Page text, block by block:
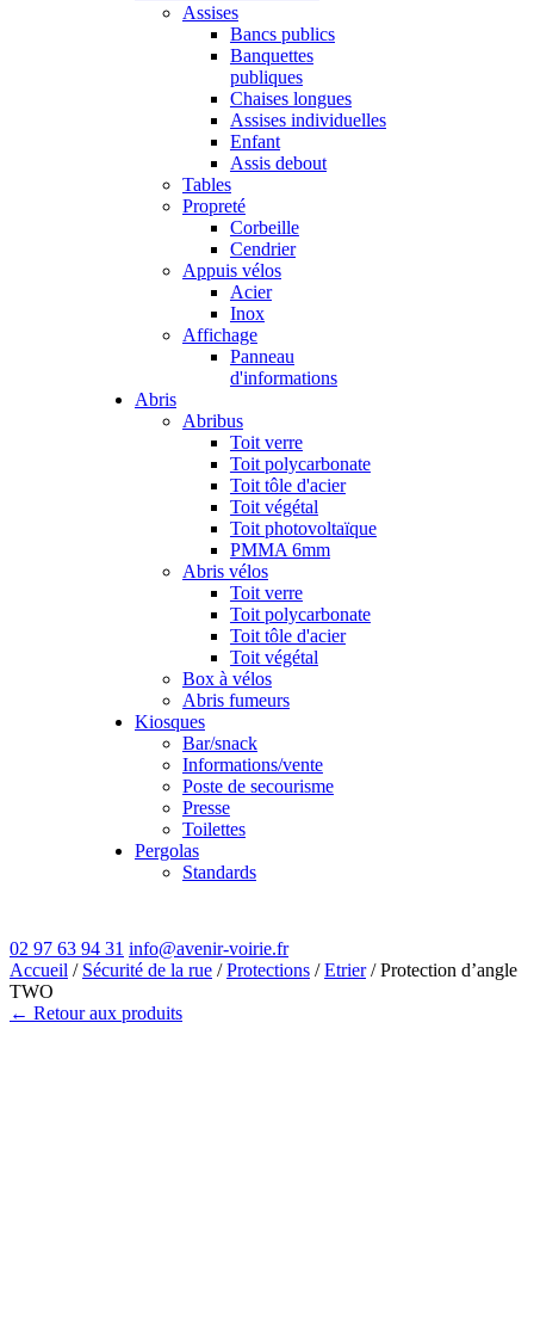
Assises
Bancs publics
Banquettes
publiques
Chaises longues
Assises individuelles
Enfant
Assis debout
Tables
Propreté
Corbeille
Cendrier
Appuis vélos
Acier
Inox
Affichage
Panneau
d'informations
Abris
Abribus
Toit verre
Toit polycarbonate
Toit tôle d'acier
Toit végétal
Toit photovoltaïque
PMMA 6mm
Abris vélos
Toit verre
Toit polycarbonate
Toit tôle d'acier
Toit végétal
Box à vélos
Abris fumeurs
Kiosques
Bar/snack
Informations/vente
Poste de secourisme
Presse
Toilettes
Pergolas
Standards
02 97 63 94 31 info@avenir-voirie.fr
Accueil / Sécurité de la rue /Protections /Etrier/ Protection d’angle
TWO
← Retour aux produits